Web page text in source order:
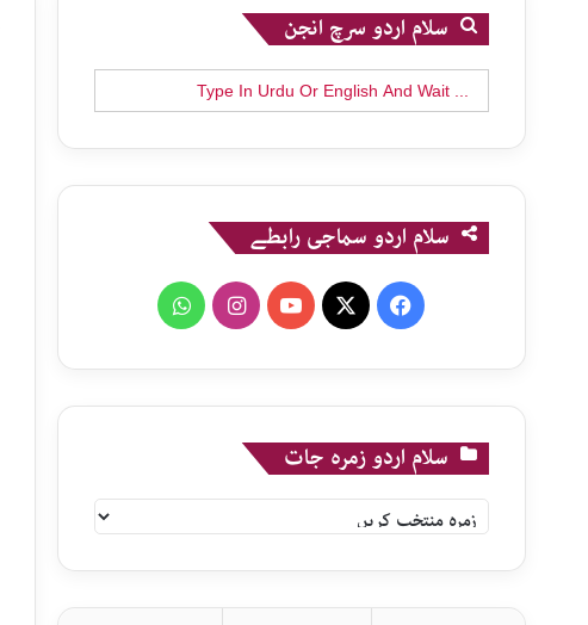
سلام اردو سرچ انجن
Search
for:
سلام اردو سماجی رابطے
Facebook
X
YouTube
Instagram
WhatsApp
سلام اردو زمرہ جات
سلام
اردو